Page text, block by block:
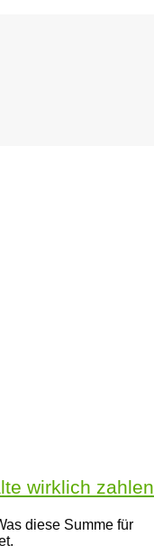
wirklich zahlen
diese Summe für